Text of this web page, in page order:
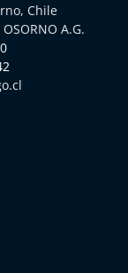
Chile
OSORNO A.G.